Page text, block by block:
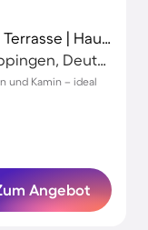
Ferienhaus mit Garten, Grill und Terrasse | Haustiere sind willkommen
Geislingen an der Steige, Göppingen, Deutschland
und Kamin – ideal
Angebot